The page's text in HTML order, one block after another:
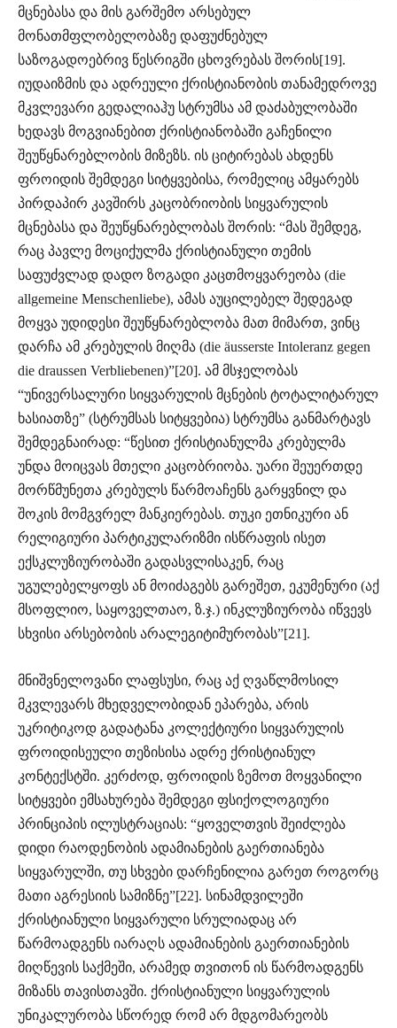
მცნებასა და მის გარშემო არსებულ
მონათმფლობელობაზე დაფუძნებულ
საზოგადოებრივ წესრიგში ცხოვრებას შორის[19].
იუდაიზმის და ადრეული ქრისტიანობის თანამედროვე
მკვლევარი გედალიაჰუ სტრუმსა ამ დაძაბულობაში
ხედავს მოგვიანებით ქრისტიანობაში გაჩენილი
შეუწყნარებლობის მიზეზს. ის ციტირებას ახდენს
ფროიდის შემდეგი სიტყვებისა, რომელიც ამყარებს
პირდაპირ კავშირს კაცობრიობის სიყვარულის
მცნებასა და შეუწყნარებლობას შორის: “მას შემდეგ,
რაც პავლე მოციქულმა ქრისტიანული თემის
საფუძვლად დადო ზოგადი კაცთმოყვარეობა (die
allgemeine Menschenliebe), ამას აუცილებელ შედეგად
მოყვა უდიდესი შეუწყნარებლობა მათ მიმართ, ვინც
დარჩა ამ კრებულის მიღმა (die äusserste Intoleranz gegen
die draussen Verbliebenen)”[20]. ამ მსჯელობას
“უნივერსალური სიყვარულის მცნების ტოტალიტარულ
ხასიათზე” (სტრუმსას სიტყვებია) სტრუმსა განმარტავს
შემდეგნაირად: “წესით ქრისტიანულმა კრებულმა
უნდა მოიცვას მთელი კაცობრიობა. უარი შეუერთდე
მორწმუნეთა კრებულს წარმოაჩენს გარყვნილ და
შოკის მომგვრელ მანკიერებას. თუკი ეთნიკური ან
რელიგიური პარტიკულარიზმი ისწრაფის ისეთ
ექსკლუზიურობაში გადასვლისაკენ, რაც
უგულებელყოფს ან მოიძაგებს გარეშეთ, ეკუმენური (აქ
მსოფლიო, საყოველთაო, ზ.ჯ.) ინკლუზიურობა იწვევს
სხვისი არსებობის არალეგიტიმურობას”[21].
მნიშვნელოვანი ლაფსუსი, რაც აქ ღვაწლმოსილ
მკვლევარს მხედველობიდან ეპარება, არის
უკრიტიკოდ გადატანა კოლექტიური სიყვარულის
ფროიდისეული თეზისისა ადრე ქრისტიანულ
კონტექსტში. კერძოდ, ფროიდის ზემოთ მოყვანილი
სიტყვები ემსახურება შემდეგი ფსიქოლოგიური
პრინციპის ილუსტრაციას: “ყოველთვის შეიძლება
დიდი რაოდენობის ადამიანების გაერთიანება
სიყვარულში, თუ სხვები დარჩენილია გარეთ როგორც
მათი აგრესიის სამიზნე”[22]. სინამდვილეში
ქრისტიანული სიყვარული სრულიადაც არ
წარმოადგენს იარაღს ადამიანების გაერთიანების
მიღწევის საქმეში, არამედ თვითონ ის წარმოადგენს
მიზანს თავისთავში. ქრისტიანული სიყვარულის
უნიკალურობა სწორედ რომ არ მდგომარეობს